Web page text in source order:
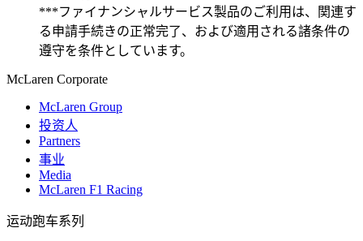
***ファイナンシャルサービス製品のご利用は、関連す
る申請手続きの正常完了、および適用される諸条件の
遵守を条件としています。
McLaren Corporate
McLaren Group
投资人
Partners
事业
Media
McLaren F1 Racing
运动跑车系列